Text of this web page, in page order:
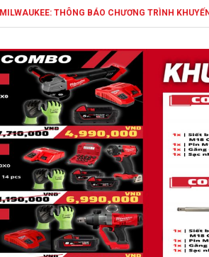
MILWAUKEE: THÔNG BÁO CHƯƠNG TRÌNH